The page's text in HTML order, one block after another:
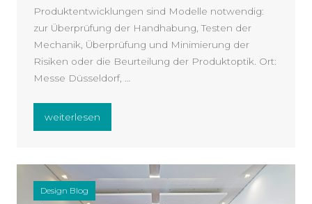
Produktentwicklungen sind Modelle notwendig:
zur Überprüfung der Handhabung, Testen der
Mechanik, Überprüfung und Minimierung der
Risiken oder die Beurteilung der Produktoptik. Ort:
Messe Düsseldorf, …
„Mind Opener: VDID Rundgang EUROMOLD“
weiterlesen
Design Blog